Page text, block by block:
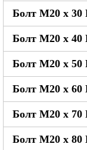
Болт М20 x 30
Болт М20 x 40
Болт М20 x 50
Болт М20 x 60
Болт М20 x 70
Болт М20 x 80